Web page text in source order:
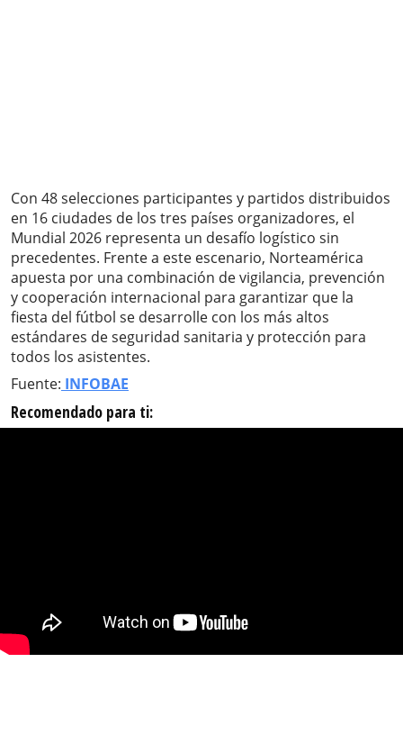
Con 48 selecciones participantes y partidos distribuidos
en 16 ciudades de los tres países organizadores, el
Mundial 2026 representa un desafío logístico sin
precedentes. Frente a este escenario, Norteamérica
apuesta por una combinación de vigilancia, prevención
y cooperación internacional para garantizar que la
fiesta del fútbol se desarrolle con los más altos
estándares de seguridad sanitaria y protección para
todos los asistentes.
Fuente: INFOBAE
Recomendado para ti: